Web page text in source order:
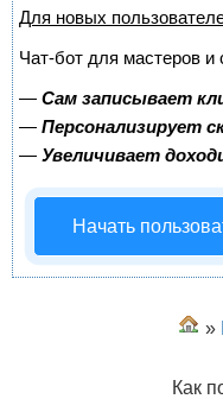
Для новых
Чат-бот для мастеров и
— Сам записывает
— Персонализирует
— Увеличивает
Начать
»
Как